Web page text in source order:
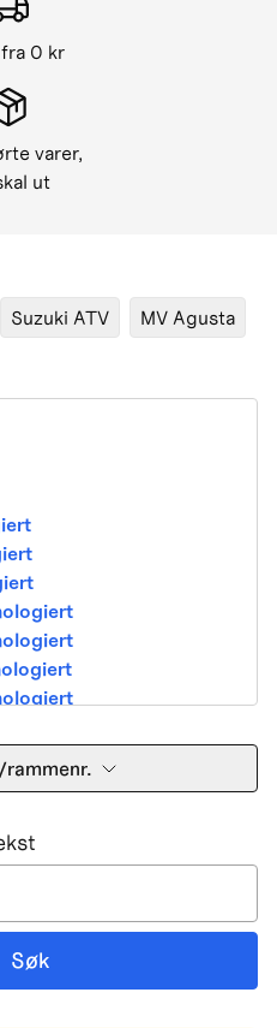
0 kr
varer,
ut
Suzuki ATV
MV Agusta
homologated b390b
Søk